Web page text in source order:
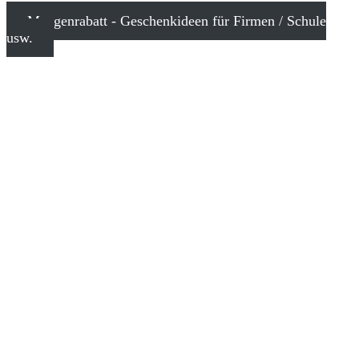
Mengenrabatt - Geschenkideen für Firmen / Schule
usw.